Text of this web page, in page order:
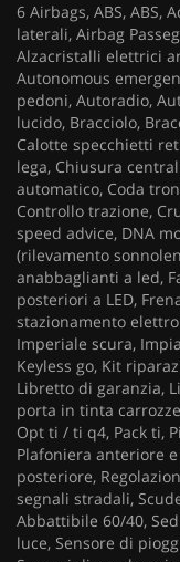
6 Airbags, ABS, ABS,
laterali, Airbag
Alzacristalli elettrici
Autonomous
pedoni, Autoradio,
lucido, Bracciolo,
Calotte specchietti
lega, Chiusura
automatico, Coda
Controllo trazione,
speed advice, DNA
(rilevamento
anabbaglianti a led,
posteriori a LED,
stazionamento
Imperiale scura,
Keyless go, Kit
Libretto di garanzia,
porta in tinta
Opt ti / ti q4, Pack ti,
Plafoniera anteriore
posteriore,
segnali stradali,
Abbattibile 60/40,
luce, Sensore di